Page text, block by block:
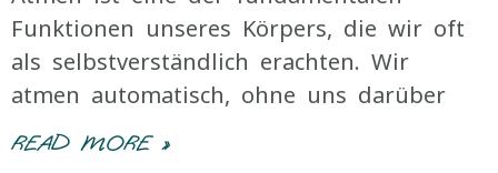
Funktionen unseres Körpers, die wir oft
als selbstverständlich erachten. Wir
atmen automatisch, ohne uns darüber
READ MORE »